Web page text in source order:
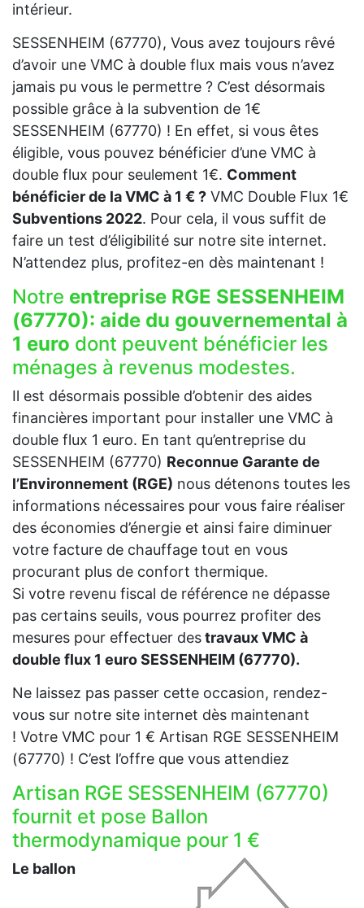
intérieur.
SESSENHEIM (67770), Vous avez toujours rêvé
d’avoir une VMC à double flux mais vous n’avez
jamais pu vous le permettre ? C’est désormais
possible grâce à la subvention de 1€
SESSENHEIM (67770) ! En effet, si vous êtes
éligible, vous pouvez bénéficier d’une VMC à
double flux pour seulement 1€. Comment
bénéficier de la VMC à 1 € ? VMC Double Flux 1€
Subventions 2022. Pour cela, il vous suffit de
faire un test d’éligibilité sur notre site internet.
N’attendez plus, profitez-en dès maintenant !
Notre entreprise RGE SESSENHEIM
(67770): aide du gouvernemental à
1 euro dont peuvent bénéficier les
ménages à revenus modestes.
Il est désormais possible d’obtenir des aides
financières important pour installer une VMC à
double flux 1 euro. En tant qu’entreprise du
SESSENHEIM (67770) Reconnue Garante de
l’Environnement (RGE) nous détenons toutes les
informations nécessaires pour vous faire réaliser
des économies d’énergie et ainsi faire diminuer
votre facture de chauffage tout en vous
procurant plus de confort thermique.
Si votre revenu fiscal de référence ne dépasse
pas certains seuils, vous pourrez profiter des
mesures pour effectuer destravaux VMC à
double flux 1 euro SESSENHEIM (67770).
Ne laissez pas passer cette occasion, rendez-
vous sur notre site internet dès maintenant
! Votre VMC pour 1 € Artisan RGE SESSENHEIM
(67770) ! C’est l’offre que vous attendiez
Artisan RGE SESSENHEIM (67770)
fournit et pose Ballon
thermodynamique pour 1 €
Le ballon